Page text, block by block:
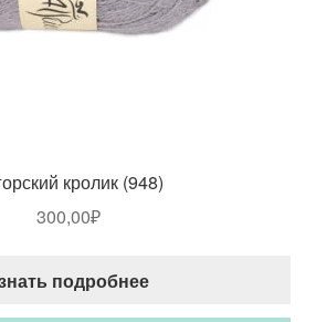
кролик (948)
300,00₽
подробнее